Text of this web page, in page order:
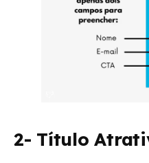
2- Título